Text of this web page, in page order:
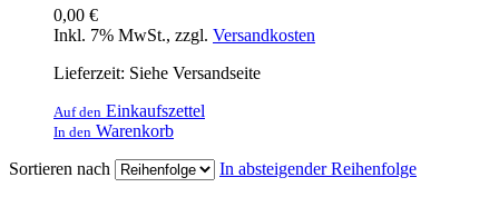
0,00 €
Inkl. 7% MwSt., zzgl. Versandkosten
Lieferzeit: Siehe Versandseite
Auf den Einkaufszettel
In den Warenkorb
Sortieren nach
In absteigender Reihenfolge